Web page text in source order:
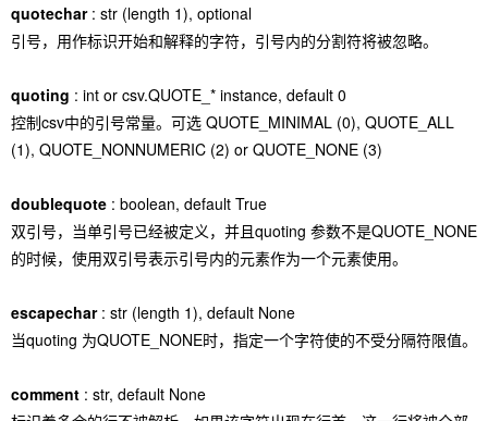
quotechar : str (length 1), optional
引号，用作标识开始和解释的字符，引号内的分割符将被忽略。
quoting : int or csv.QUOTE_* instance, default 0
控制csv中的引号常量。可选 QUOTE_MINIMAL (0), QUOTE_ALL
(1), QUOTE_NONNUMERIC (2) or QUOTE_NONE (3)
doublequote : boolean, default True
双引号，当单引号已经被定义，并且quoting 参数不是QUOTE_NONE
的时候，使用双引号表示引号内的元素作为一个元素使用。
escapechar: str (length 1), default None
当quoting 为QUOTE_NONE时，指定一个字符使的不受分隔符限值。
comment : str, default None